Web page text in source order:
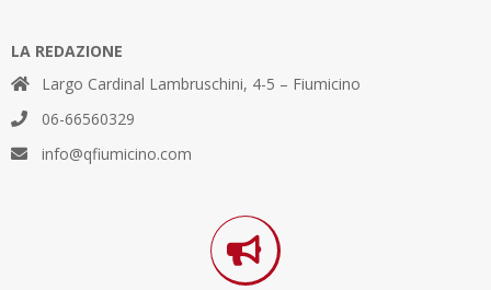
LA REDAZIONE
Largo Cardinal Lambruschini, 4-5 – Fiumicino
06-66560329
info@qfiumicino.com